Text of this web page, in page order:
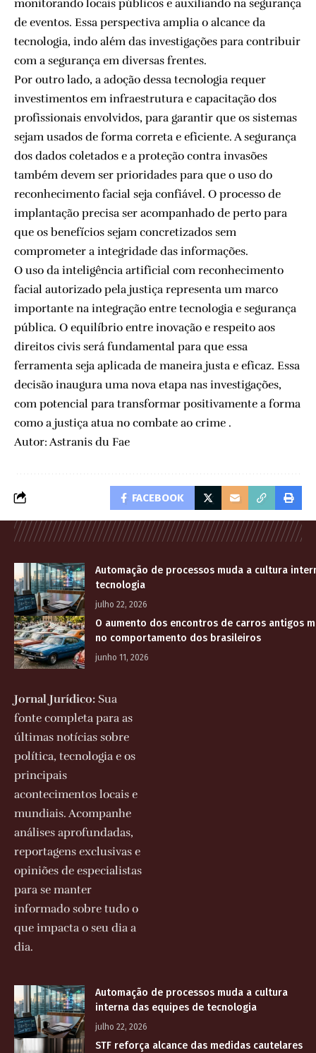
monitorando locais públicos e auxiliando na segurança
de eventos. Essa perspectiva amplia o alcance da
tecnologia, indo além das investigações para contribuir
com a segurança em diversas frentes.
Por outro lado, a adoção dessa tecnologia requer
investimentos em infraestrutura e capacitação dos
profissionais envolvidos, para garantir que os sistemas
sejam usados de forma correta e eficiente. A segurança
dos dados coletados e a proteção contra invasões
também devem ser prioridades para que o uso do
reconhecimento facial seja confiável. O processo de
implantação precisa ser acompanhado de perto para
que os benefícios sejam concretizados sem
comprometer a integridade das informações.
O uso da inteligência artificial com reconhecimento
facial autorizado pela justiça representa um marco
importante na integração entre tecnologia e segurança
pública. O equilíbrio entre inovação e respeito aos
direitos civis será fundamental para que essa
ferramenta seja aplicada de maneira justa e eficaz. Essa
decisão inaugura uma nova etapa nas investigações,
com potencial para transformar positivamente a forma
como a justiça atua no combate ao crime .
Autor: Astranis du Fae
FACEBOOK
Automação de processos muda a cultura
tecnologia
julho 22, 2026
O aumento dos encontros de carros antigos
no comportamento dos brasileiros
junho 11, 2026
Jornal Jurídico: Sua
fonte completa para as
últimas notícias sobre
política, tecnologia e os
principais
acontecimentos locais e
mundiais. Acompanhe
análises aprofundadas,
reportagens exclusivas e
opiniões de especialistas
para se manter
informado sobre tudo o
que impacta o seu dia a
dia.
Automação de processos muda a cultura
interna das equipes de tecnologia
julho 22, 2026
STF reforça alcance das medidas cautelares